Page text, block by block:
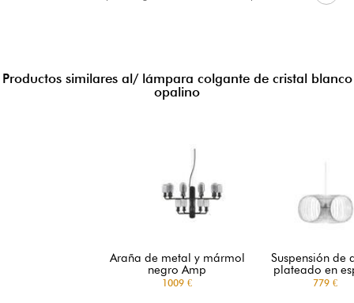
Productos similares al/ lámpara colgante de cristal blanco
opalino
Araña de metal y mármol
negro Amp
1009 €
Suspensión de
plateado en
779 €